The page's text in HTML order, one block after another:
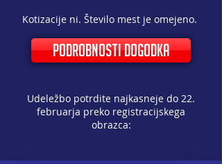
Kotizacije ni. Število mest je omejeno.
Udeležbo potrdite najkasneje do 22.
februarja preko registracijskega
obrazca:
podrobnosti dogodka